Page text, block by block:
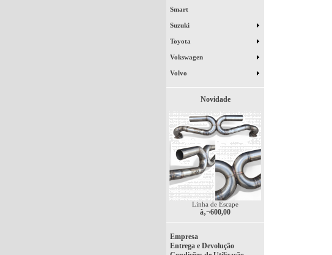
Smart
Suzuki
Toyota
Vokswagen
Volvo
Novidade
Linha de Escape
â‚¬600,00
Empresa
Entrega e Devolução